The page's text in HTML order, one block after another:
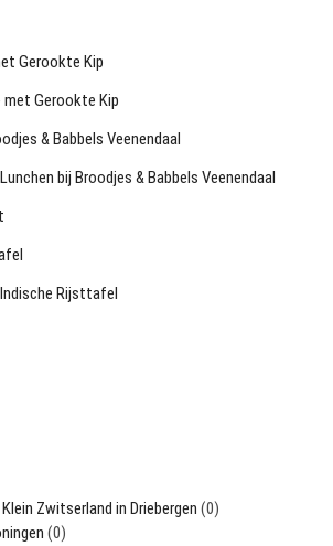
Gerookte Kip
met Gerookte Kip
& Babbels Veenendaal
Lunchen bij Broodjes & Babbels Veenendaal
Indische Rijsttafel
Zwitserland in Driebergen (0)
(0)